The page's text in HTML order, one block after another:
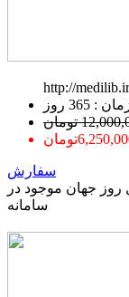
http://medilib.ir
365 ﺭﻭﺯ
سفارش
به بیش از ۵۰۰ ژورنال روز جهان موجود در
سامانه